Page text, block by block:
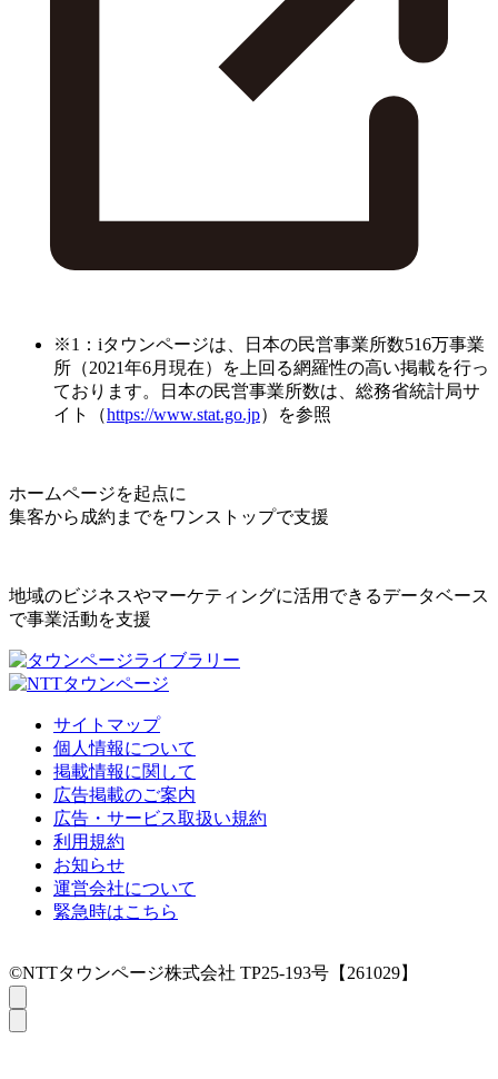
※1：iタウンページは、日本の民営事業所数516万事業
所（2021年6月現在）を上回る網羅性の高い掲載を行っ
ております。日本の民営事業所数は、総務省統計局サ
イト（https://www.stat.go.jp）を参照
ホームページを起点に
集客から成約までをワンストップで支援
地域のビジネスやマーケティングに活用できるデータベース
で事業活動を支援
サイトマップ
個人情報について
掲載情報に関して
広告掲載のご案内
広告・サービス取扱い規約
利用規約
お知らせ
運営会社について
緊急時はこちら
©NTTタウンページ株式会社 TP25-193号【261029】